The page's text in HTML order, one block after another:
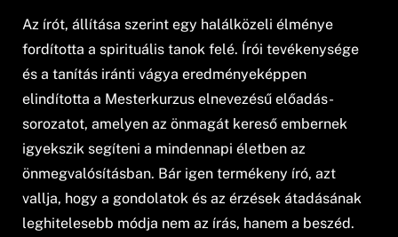
Az írót, állítása szerint egy halálközeli élménye
fordította a spirituális tanok felé. Írói tevékenysége
és a tanítás iránti vágya eredményeképpen
elindította a Mesterkurzus elnevezésű előadás-
sorozatot, amelyen az önmagát kereső embernek
igyekszik segíteni a mindennapi életben az
önmegvalósításban. Bár igen termékeny író, azt
vallja, hogy a gondolatok és az érzések átadásának
leghitelesebb módja nem az írás, hanem a beszéd.